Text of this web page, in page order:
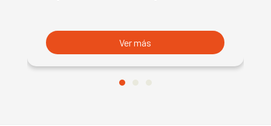
Ver más